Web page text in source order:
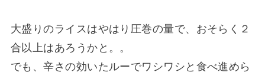
大盛りのライスはやはり圧巻の量で、おそらく２
合以上はあろうかと。。
でも、辛さの効いたルーでワシワシと食べ進めら